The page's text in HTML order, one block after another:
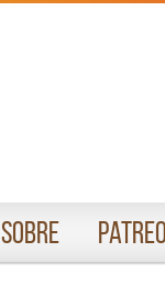
Sobre